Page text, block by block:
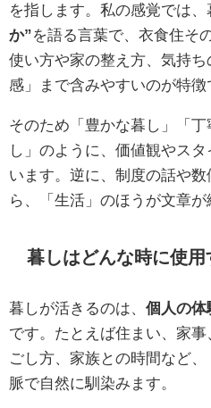
を指します。私の感覚では、
か”を語る言葉で、衣食住そ
使い方や家の整え方、気持
感」まで含みやすいのが特徴
そのため「豊かな暮し」「
し」のように、価値観やス
います。逆に、制度の話や
ら、「生活」のほうが文章が
暮しはどんな時に使用
暮しが活きるのは、 個人の体
です。たとえば住まい、家
ごし方、家族との時間など
脈で自然に馴染みます。